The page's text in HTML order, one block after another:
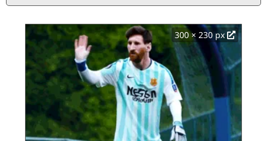
300 × 230 px